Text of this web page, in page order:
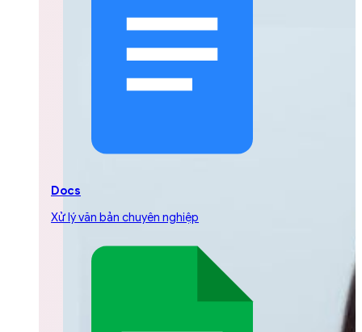
Docs
Xử lý văn bản chuyên nghiệp